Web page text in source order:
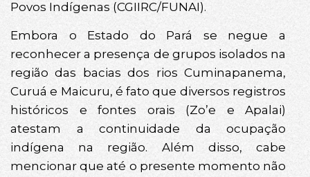
Povos Indígenas (CGIIRC/FUNAI).
Embora o Estado do Pará se negue a
reconhecer a presença de grupos isolados na
região das bacias dos rios Cuminapanema,
Curuá e Maicuru, é fato que diversos registros
históricos e fontes orais (Zo’e e Apalai)
atestam a continuidade da ocupação
indígena na região. Além disso, cabe
mencionar que até o presente momento não